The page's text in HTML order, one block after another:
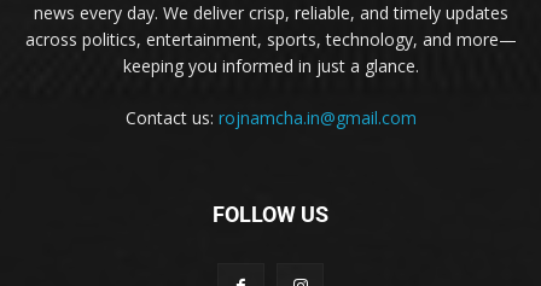
news every day. We deliver crisp, reliable, and timely updates
across politics, entertainment, sports, technology, and more—
keeping you informed in just a glance.
Contact us: rojnamcha.in@gmail.com
FOLLOW US